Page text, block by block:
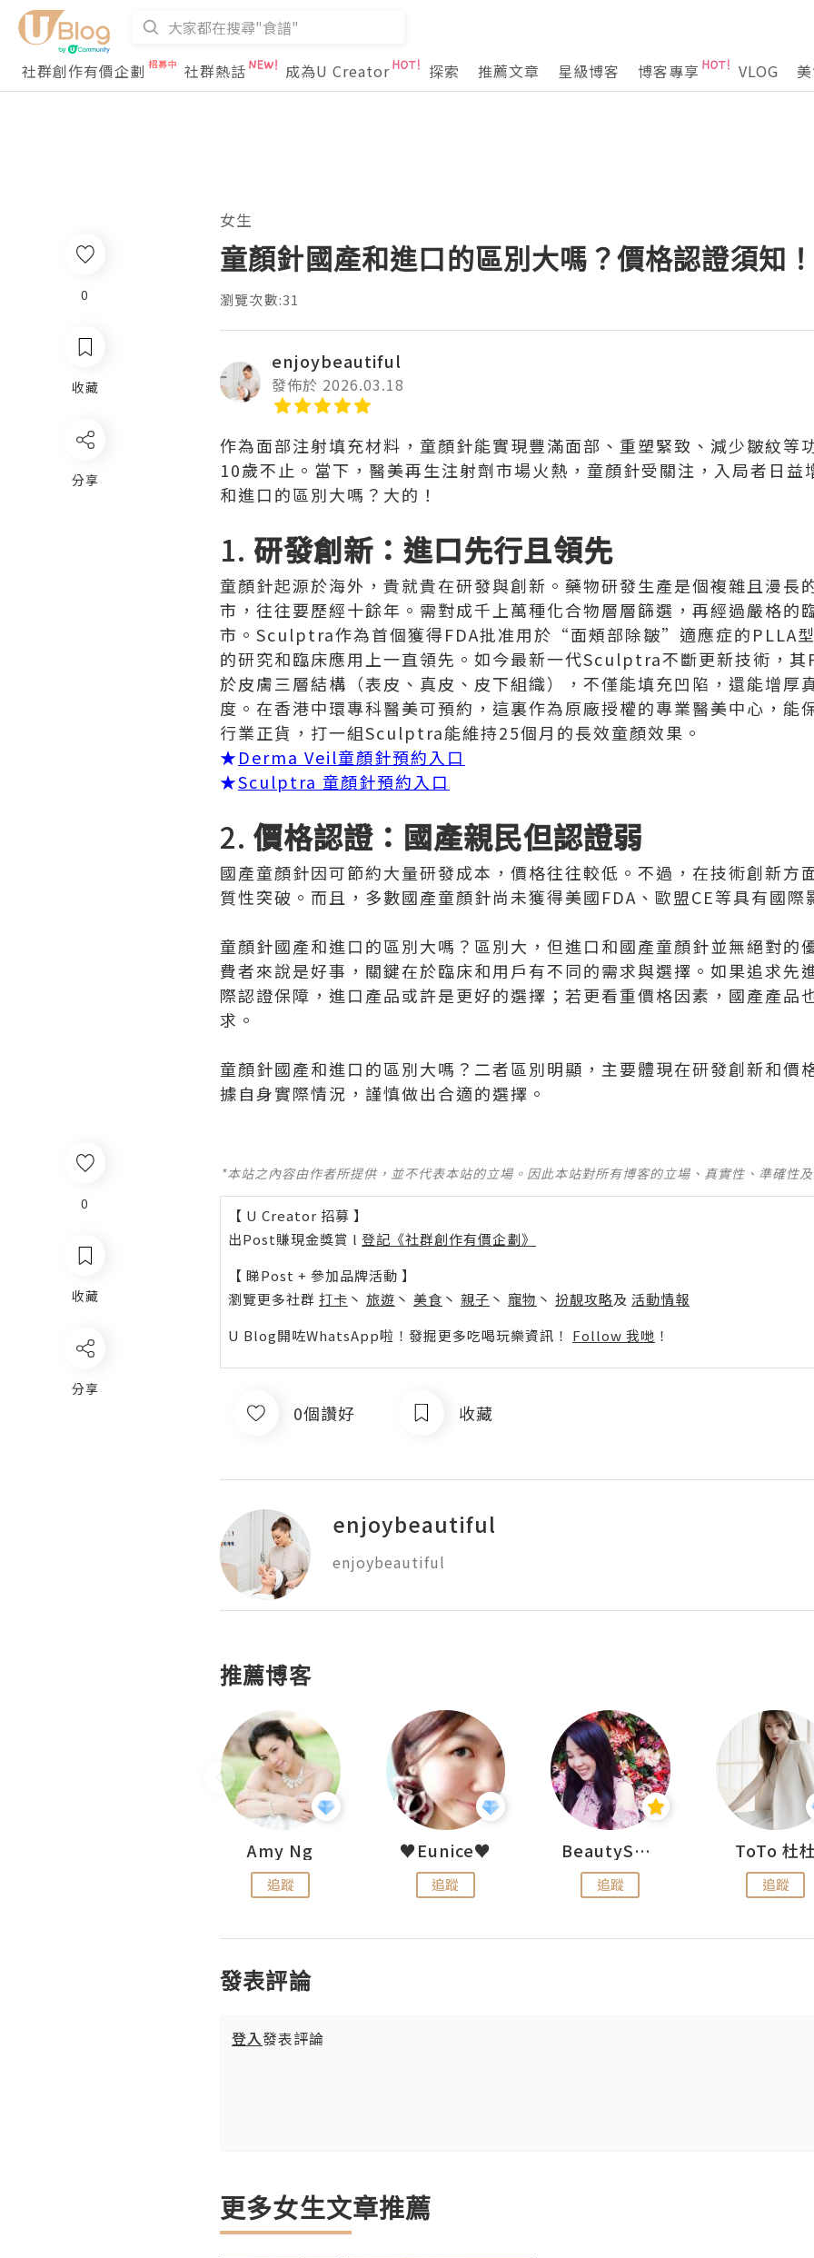
社群創作有價企劃 社群熱話 成為U Creator 探索 推薦文章 星級博客 博客專享 VLOG
0
收藏
分享
女生
童顏針國產和進口的區別大嗎？價格認證須知
瀏覽次數:31
enjoybeautiful
發佈於 2026.03.18
作為面部注射填充材料，童顏針能實現豐滿面部、重塑緊致、減少皺紋等
10歲不止。當下，醫美再生注射劑市場火熱，童顏針受關注，入局者日益
和進口的區別大嗎？大的！
1. 研發創新：進口先行且領先
童顏針起源於海外，貴就貴在研發與創新。藥物研發生產是個複雜且漫長
市，往往要歷經十餘年。需對成千上萬種化合物層層篩選，再經過嚴格的
市。Sculptra作為首個獲得FDA批准用於“面頰部除皺”適應症的PLLA
的研究和臨床應用上一直領先。如今最新一代Sculptra不斷更新技術，其
於皮膚三層結構（表皮、真皮、皮下組織），不僅能填充凹陷，還能增厚
度。在香港中環專科醫美可預約，這裏作為原廠授權的專業醫美中心，能
行業正貨，打一組Sculptra能維持25個月的長效童顏效果。
★Derma Veil童顏針預約入口
★Sculptra 童顏針預約入口
2. 價格認證：國產親民但認證弱
國產童顏針因可節約大量研發成本，價格往往較低。不過，在技術創新方
質性突破。而且，多數國產童顏針尚未獲得美國FDA、歐盟CE等具有國
童顏針國產和進口的區別大嗎？區別大，但進口和國產童顏針並無絕對的
費者來說是好事，關鍵在於臨床和用戶有不同的需求與選擇。如果追求先
際認證保障，進口產品或許是更好的選擇；若更看重價格因素，國產產品
求。
童顏針國產和進口的區別大嗎？二者區別明顯，主要體現在研發創新和價
據自身實際情況，謹慎做出合適的選擇。
*本站之內容由作者所提供，並不代表本站的立場。因此本站對所有博客的立場、真實性、準確性
【 U Creator 招募 】
出Post賺現金獎賞 l 登記《社群創作有價企劃》
【 睇Post + 參加品牌活動 】
瀏覽更多社群 打卡 丶 旅遊 丶 美食 丶 親子 丶 寵物 丶 扮靚攻略及 活動情報
U Blog開咗WhatsApp啦！發掘更多吃喝玩樂資訊！ Follow 我哋 ！
0個讚好 收藏
enjoybeautiful
enjoybeautiful
推薦博客
Amy Ng
追蹤
♥Eunice♥
追蹤
BeautySearch
追蹤
ToTo 杜
追蹤
發表評論
登入發表評論
更多女生文章推薦
0
收藏
分享